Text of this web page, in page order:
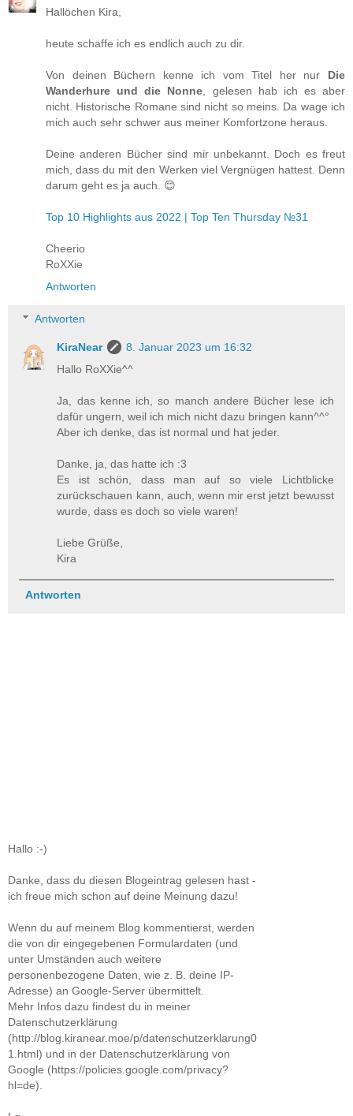
Hallöchen Kira,
heute schaffe ich es endlich auch zu dir.
Von deinen Büchern kenne ich vom Titel her nur Die
Wanderhure und die Nonne , gelesen hab ich es aber
nicht. Historische Romane sind nicht so meins. Da wage ich
mich auch sehr schwer aus meiner Komfortzone heraus.
Deine anderen Bücher sind mir unbekannt. Doch es freut
mich, dass du mit den Werken viel Vergnügen hattest. Denn
darum geht es ja auch. 😊
Top 10 Highlights aus 2022 | Top Ten Thursday №31
Cheerio
RoXXie
Antworten
Antworten
KiraNear
8. Januar 2023 um 16:32
Hallo RoXXie^^
Ja, das kenne ich, so manch andere Bücher lese ich
dafür ungern, weil ich mich nicht dazu bringen kann^^°
Aber ich denke, das ist normal und hat jeder.
Danke, ja, das hatte ich :3
Es ist schön, dass man auf so viele Lichtblicke
zurückschauen kann, auch, wenn mir erst jetzt bewusst
wurde, dass es doch so viele waren!
Liebe Grüße,
Kira
Antworten
Hallo :-)
Danke, dass du diesen Blogeintrag gelesen hast -
ich freue mich schon auf deine Meinung dazu!
Wenn du auf meinem Blog kommentierst, werden
die von dir eingegebenen Formulardaten (und
unter Umständen auch weitere
personenbezogene Daten, wie z. B. deine IP-
Adresse) an Google-Server übermittelt.
Mehr Infos dazu findest du in meiner
Datenschutzerklärung
(http://blog.kiranear.moe/p/datenschutzerklarung0
1.html) und in der Datenschutzerklärung von
Google (https://policies.google.com/privacy?
hl=de).